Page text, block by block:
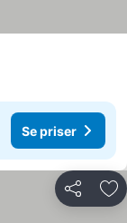
Se priser
Del